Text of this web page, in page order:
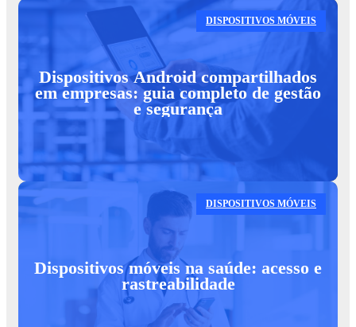
DISPOSITIVOS MÓVEIS
Dispositivos Android compartilhados
em empresas: guia completo de gestão
e segurança
DISPOSITIVOS MÓVEIS
Dispositivos móveis na saúde: acesso e
rastreabilidade